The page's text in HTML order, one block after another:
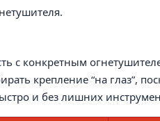
с конкретным
крепление “на глаз”,
и без лишних